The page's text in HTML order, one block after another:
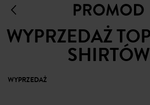
WYPRZEDAŻ
SHIRTÓW
WYPRZEDAŻ